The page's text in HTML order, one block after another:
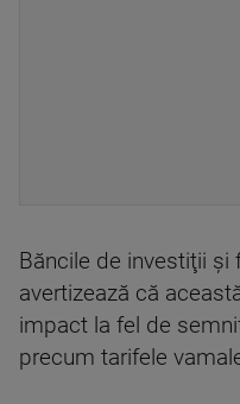
Băncile de investiţii
avertizează că
impact la fel de
precum tarifele